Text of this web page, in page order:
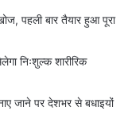
पहली बार तैयार हुआ पूरा
निःशुल्क शारीरिक
जाने पर देशभर से बधाइयों